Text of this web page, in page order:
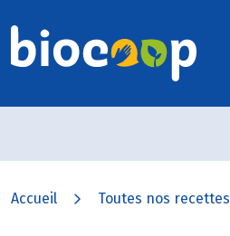
Accueil Toutes nos recettes